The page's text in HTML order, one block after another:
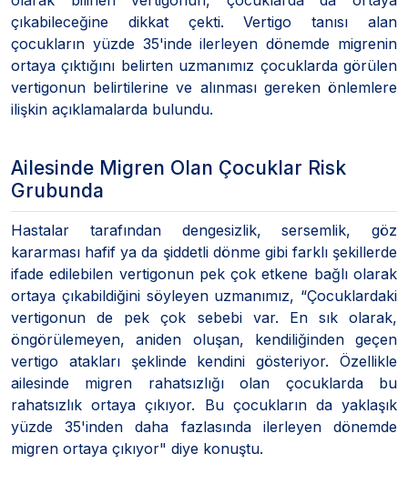
çıkabileceğine dikkat çekti. Vertigo tanısı alan
çocukların yüzde 35'inde ilerleyen dönemde migrenin
ortaya çıktığını belirten uzmanımız çocuklarda görülen
vertigonun belirtilerine ve alınması gereken önlemlere
ilişkin açıklamalarda bulundu.
Ailesinde Migren Olan Çocuklar Risk
Grubunda
Hastalar tarafından dengesizlik, sersemlik, göz
kararması hafif ya da şiddetli dönme gibi farklı şekillerde
ifade edilebilen vertigonun pek çok etkene bağlı olarak
ortaya çıkabildiğini söyleyen uzmanımız, “Çocuklardaki
vertigonun de pek çok sebebi var. En sık olarak,
öngörülemeyen, aniden oluşan, kendiliğinden geçen
vertigo atakları şeklinde kendini gösteriyor. Özellikle
ailesinde migren rahatsızlığı olan çocuklarda bu
rahatsızlık ortaya çıkıyor. Bu çocukların da yaklaşık
yüzde 35'inden daha fazlasında ilerleyen dönemde
migren ortaya çıkıyor" diye konuştu.